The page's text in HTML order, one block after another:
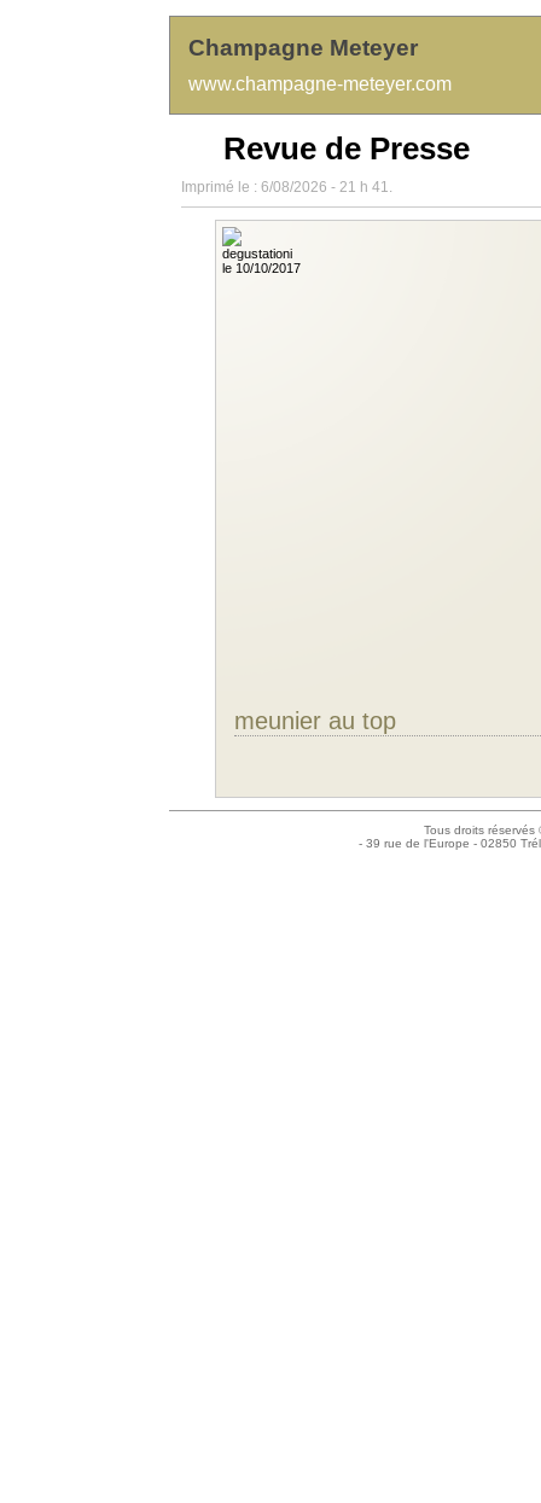
Champagne Meteyer
www.champagne-meteyer.com
Revue de Presse
Imprimé le : 6/08/2026 - 21 h 41.
degustationi
le 10/10/2017
meunier au top
Tous droits
- 39 rue de l'Europe - 02850